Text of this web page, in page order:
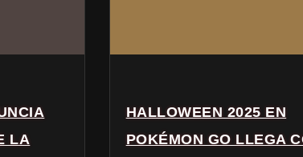
LA
HALLOWEEN 2025 EN
POKÉMON GO LLEGA